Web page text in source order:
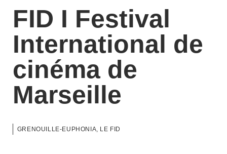
FID I Festival
International de
cinéma de
Marseille
GRENOUILLE-EUPHONIA, LE FID